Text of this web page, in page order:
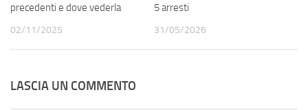
precedenti e dove vederla
02/11/2025
5 arresti
31/05/2026
LASCIA UN COMMENTO